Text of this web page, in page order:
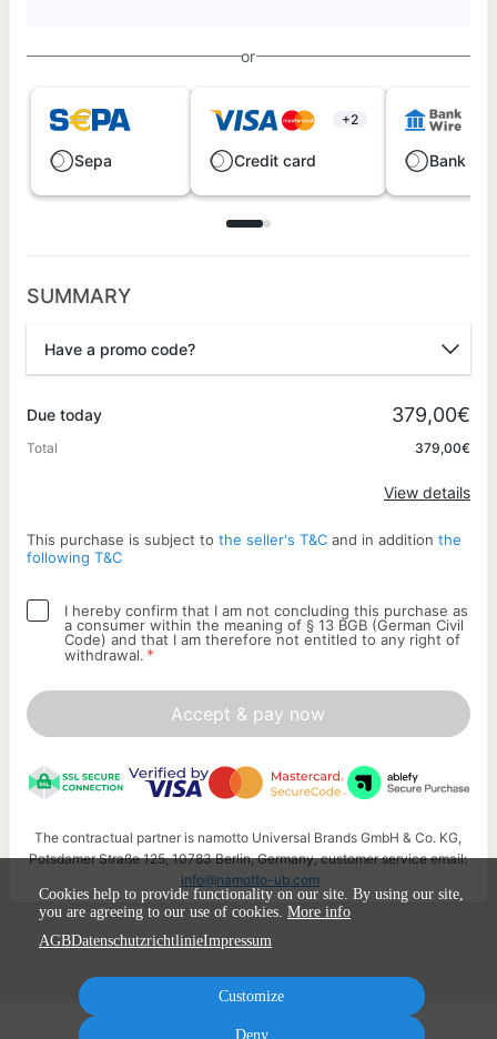
or
Sepa
+2
Credit card Bank
SUMMARY
Have a promo code?
Due today 379,00€
Total 379,00€
View details
This purchase is subject to the seller's T&C and in addition the
following T&C
I hereby confirm that I am not concluding this purchase as
a consumer within the meaning of § 13 BGB (German Civil
Code) and that I am therefore not entitled to any right of
withdrawal. *
Accept & pay now
The contractual partner is namotto Universal Brands GmbH & Co. KG,
Potsdamer Straße 125, 10783 Berlin, Germany, customer service email:
info@namotto-ub.com
Cookies help to provide functionality on our site. By using our site,
you are agreeing to our use of cookies. More info
AGBDatenschutzrichtlinieImpressum
Customize
Deny